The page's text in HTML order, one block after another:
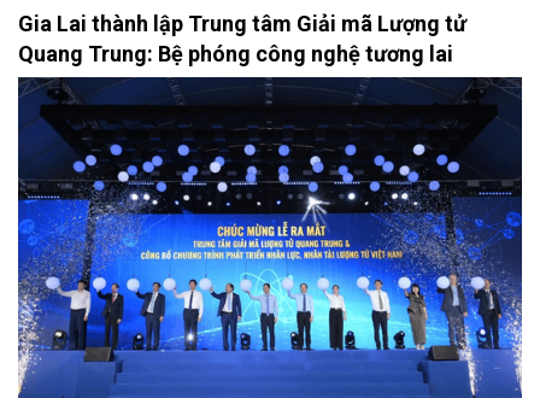
Gia Lai thành lập Trung tâm Giải mã Lượng tử
Quang Trung: Bệ phóng công nghệ tương lai